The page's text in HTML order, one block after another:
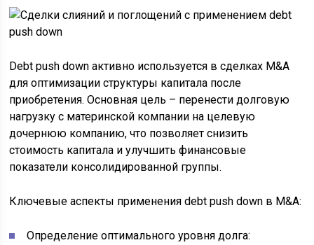
Debt push down активно используется в сделках M&A
для оптимизации структуры капитала после
приобретения. Основная цель – перенести долговую
нагрузку с материнской компании на целевую
дочернюю компанию, что позволяет снизить
стоимость капитала и улучшить финансовые
показатели консолидированной группы.
Ключевые аспекты применения debt push down в M&A:
Определение оптимального уровня долга: